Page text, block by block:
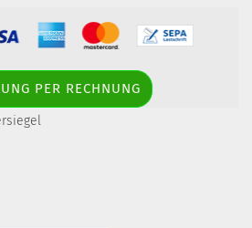
PER RECHNUNG